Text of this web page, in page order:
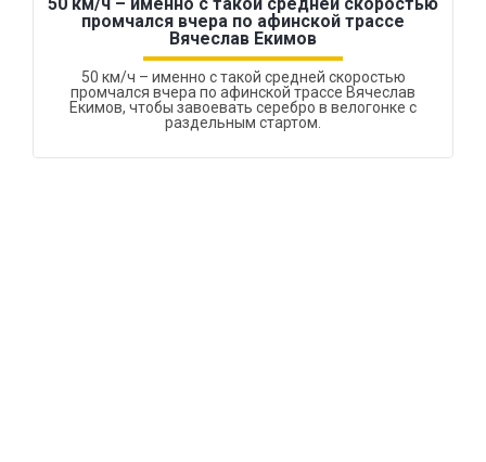
промчался вчера по афинской трассе
Вячеслав Екимов
50 км/ч – именно с такой средней скоростью
промчался вчера по афинской трассе Вячеслав
Екимов, чтобы завоевать серебро в велогонке с
раздельным стартом.